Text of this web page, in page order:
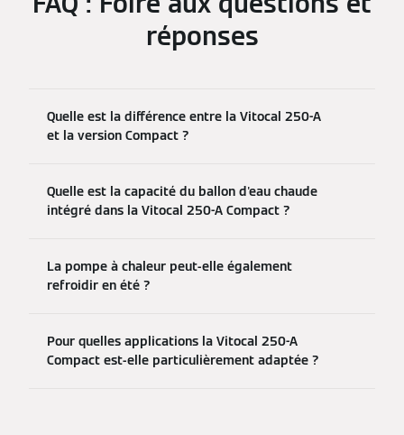
réponses
Quelle est la différence entre la Vitocal 250-A
et la version Compact ?
Quelle est la capacité du ballon d'eau chaude
intégré dans la Vitocal 250-A Compact ?
La pompe à chaleur peut-elle également
refroidir en été ?
Pour quelles applications la Vitocal 250-A
Compact est-elle particulièrement adaptée ?